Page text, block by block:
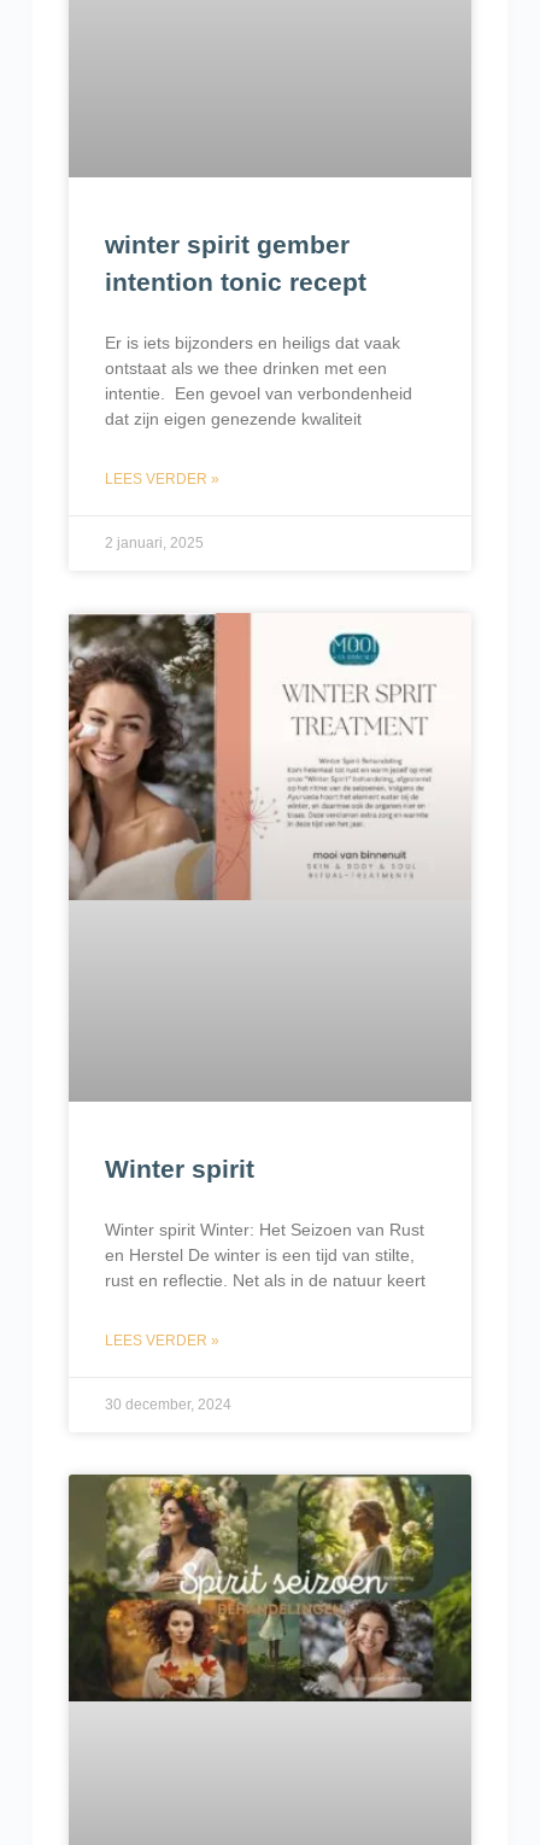
winter spirit gember
intention tonic recept
Er is iets bijzonders en heiligs dat vaak
ontstaat als we thee drinken met een
intentie. Een gevoel van verbondenheid
dat zijn eigen genezende kwaliteit
LEES VERDER »
2 januari, 2025
Winter spirit
Winter spirit Winter: Het Seizoen van Rust
en Herstel De winter is een tijd van stilte,
rust en reflectie. Net als in de natuur keert
LEES VERDER »
30 december, 2024